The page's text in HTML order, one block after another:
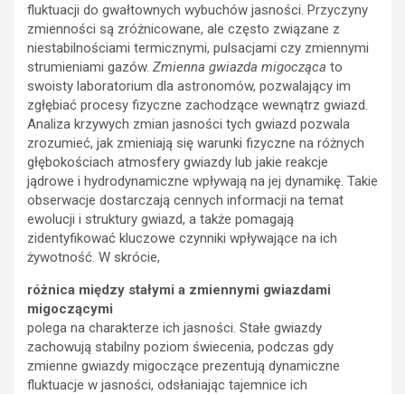
fluktuacji do gwałtownych wybuchów jasności. Przyczyny
zmienności są zróżnicowane, ale często związane z
niestabilnościami termicznymi, pulsacjami czy zmiennymi
strumieniami gazów. Zmienna gwiazda migocząca to
swoisty laboratorium dla astronomów, pozwalający im
zgłębiać procesy fizyczne zachodzące wewnątrz gwiazd.
Analiza krzywych zmian jasności tych gwiazd pozwala
zrozumieć, jak zmieniają się warunki fizyczne na różnych
głębokościach atmosfery gwiazdy lub jakie reakcje
jądrowe i hydrodynamiczne wpływają na jej dynamikę. Takie
obserwacje dostarczają cennych informacji na temat
ewolucji i struktury gwiazd, a także pomagają
zidentyfikować kluczowe czynniki wpływające na ich
żywotność. W skrócie,
różnica między stałymi a zmiennymi gwiazdami
migoczącymi
polega na charakterze ich jasności. Stałe gwiazdy
zachowują stabilny poziom świecenia, podczas gdy
zmienne gwiazdy migoczące prezentują dynamiczne
fluktuacje w jasności, odsłaniając tajemnice ich